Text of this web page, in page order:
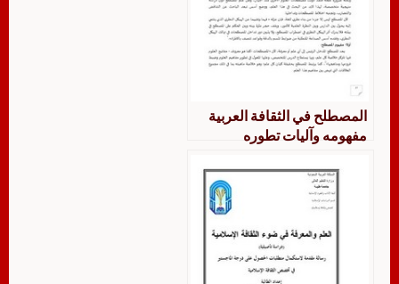
المصطلح في الثقافة العربية
مفهومه وآليات تطوره